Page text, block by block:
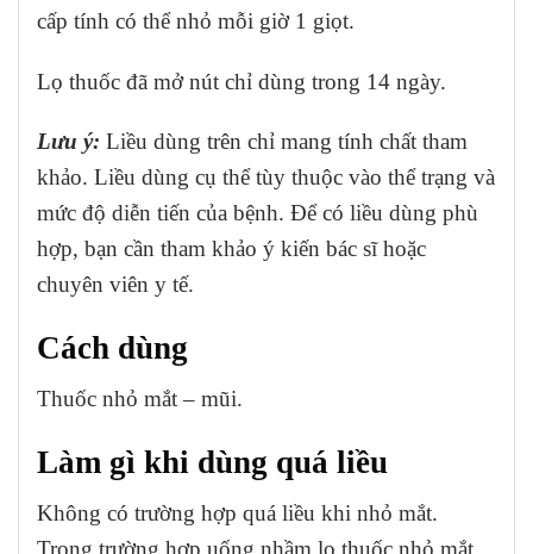
cấp tính có thể nhỏ mỗi giờ 1 giọt.
Lọ thuốc đã mở nút chỉ dùng trong 14 ngày.
Lưu ý: Liều dùng trên chỉ mang tính chất tham
khảo. Liều dùng cụ thể tùy thuộc vào thể trạng và
mức độ diễn tiến của bệnh. Để có liều dùng phù
hợp, bạn cần tham khảo ý kiến bác sĩ hoặc
chuyên viên y tế.
Cách dùng
Thuốc nhỏ mắt – mũi.
Làm gì khi dùng quá liều
Không có trường hợp quá liều khi nhỏ mắt.
Trong trường hợp uống nhầm lọ thuốc nhỏ mắt